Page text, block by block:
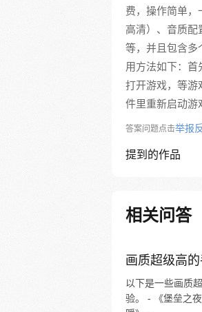
费，操作简单，
高清）、音质配
等，并且包含多
用方法如下：首
打开游戏，等游
件里重新启动游
答案问题点击举报
提到的作品
相关问答
画质超级高
以下是一些画质
验。 - 《堡垒之